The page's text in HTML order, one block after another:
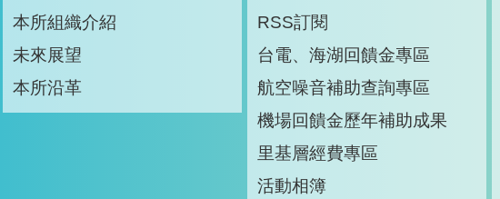
本所組織介紹
未來展望
本所沿革
RSS訂閱
台電、海湖回饋金專區
航空噪音補助查詢專區
機場回饋金歷年補助成果
里基層經費專區
活動相簿